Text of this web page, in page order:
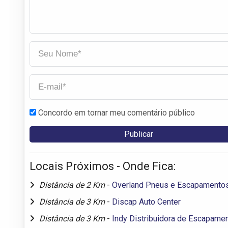
Concordo em tornar meu comentário público
Locais Próximos - Onde Fica:
Distância de 2 Km - Overland Pneus e
Distância de 3 Km - Discap Auto Center
Distância de 3 Km - Indy Distribuidora de